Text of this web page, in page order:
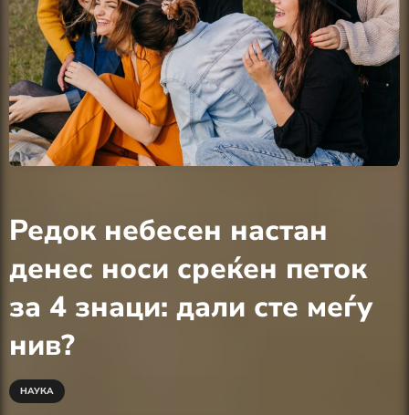
Редок небесен настан
денес носи среќен петок
за 4 знаци: дали сте меѓу
нив?
НАУКА